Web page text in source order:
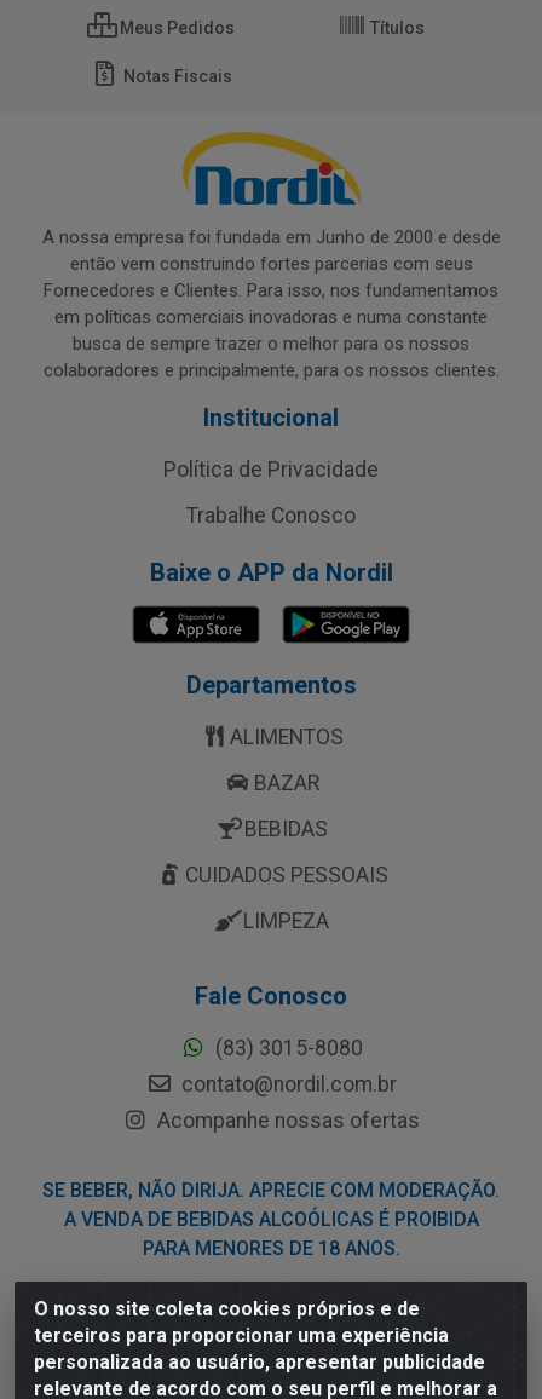
O nosso site coleta cookies próprios e de
terceiros para proporcionar uma experiência
personalizada ao usuário, apresentar publicidade
relevante de acordo com o seu perfil e melhorar a
Meus Pedidos Títulos
Notas Fiscais
A nossa empresa foi fundada em Junho de 2000 e desde
então vem construindo fortes parcerias com seus
Fornecedores e Clientes. Para isso, nos fundamentamos
em políticas comerciais inovadoras e numa constante
busca de sempre trazer o melhor para os nossos
colaboradores e principalmente, para os nossos clientes.
Institucional
Política de Privacidade
Trabalhe Conosco
Baixe o APP da Nordil
Departamentos
ALIMENTOS
BAZAR
BEBIDAS
CUIDADOS PESSOAIS
LIMPEZA
Fale Conosco
(83) 3015-8080
contato@nordil.com.br
Acompanhe nossas ofertas
SE BEBER, NÃO DIRIJA. APRECIE COM MODERAÇÃO.
A VENDA DE BEBIDAS ALCOÓLICAS É PROIBIDA
PARA MENORES DE 18 ANOS.
Nordil Distribuidora - Avenida Liberdade, 2738, Bloco F -
Sesi - Bayeux/PB - CEP 58.111-400 - CNPJ
03.775.813/0001-41